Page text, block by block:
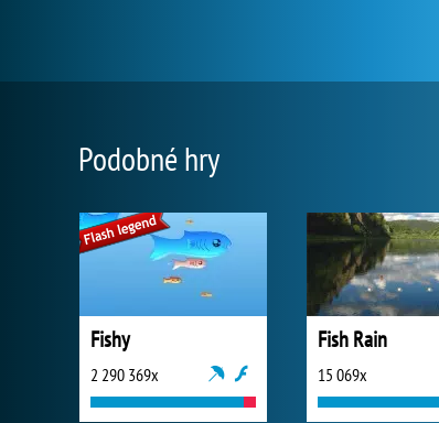
Podobné hry
Fishy
2 290 369x
Fish Rain
15 069x